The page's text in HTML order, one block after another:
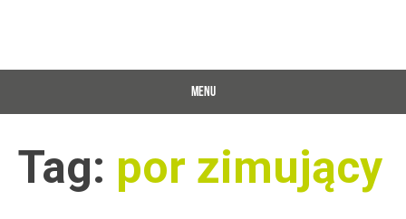
MENU
Tag: por zimujący